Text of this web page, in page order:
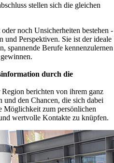
stellen sich die gleichen
noch Unsicherheiten bestehen -
Perspektiven. Sie ist der ideale
spannende Berufe kennenzulernen
durch die
berichten von ihrem ganz
den Chancen, die sich dabei
Möglichkeit zum persönlichen
wertvolle Kontakte zu knüpfen.